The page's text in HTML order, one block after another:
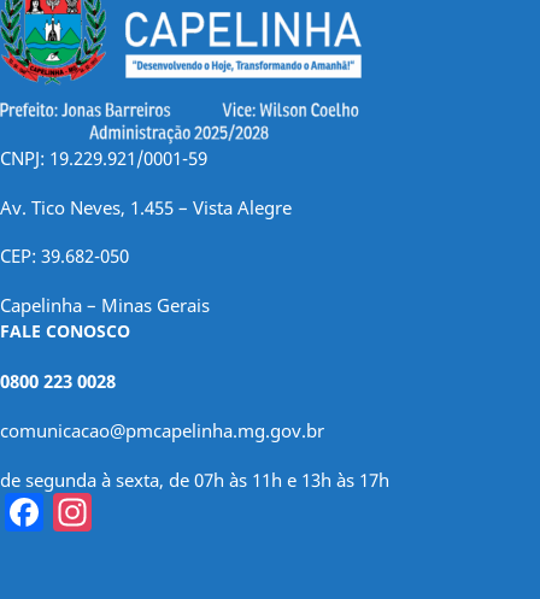
CNPJ: 19.229.921/0001-59
Av. Tico Neves, 1.455 – Vista Alegre
CEP: 39.682-050
Capelinha – Minas Gerais
FALE CONOSCO
0800 223 0028
comunicacao@pmcapelinha.mg.gov.br
de segunda à sexta, de 07h às 11h e 13h às 17h
Facebook